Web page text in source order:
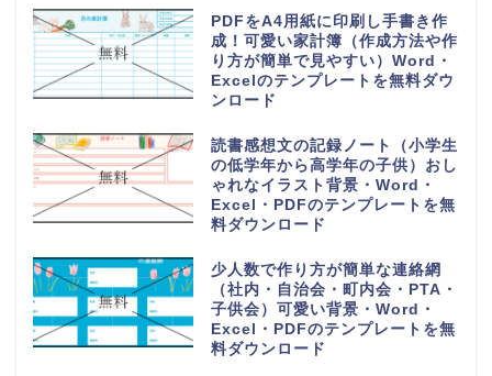
PDFをA4用紙に印刷し手書き作
成！可愛い家計簿（作成方法や作
り方が簡単で見やすい）Word・
Excelのテンプレートを無料ダウ
ンロード
読書感想文の記録ノート（小学生
の低学年から高学年の子供）おし
ゃれなイラスト背景・Word・
Excel・PDFのテンプレートを無
料ダウンロード
少人数で作り方が簡単な連絡網
（社内・自治会・町内会・PTA・
子供会）可愛い背景・Word・
Excel・PDFのテンプレートを無
料ダウンロード